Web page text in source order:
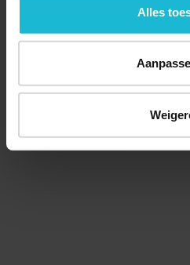
de knoppen accepteren,Alles
© 2026 Stichting
Doneer nu